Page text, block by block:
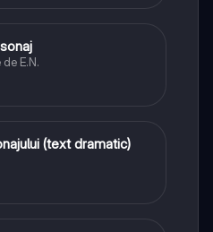
E.N.
(text dramatic)